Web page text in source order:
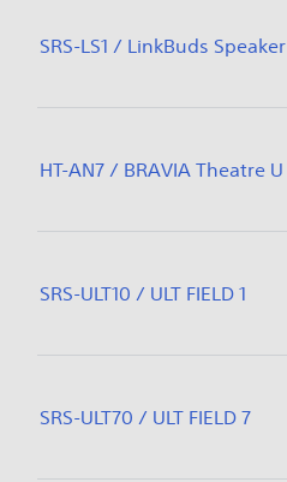
SRS-LS1 / LinkBuds Speaker
HT-AN7 / BRAVIA Theatre U
SRS-ULT10 / ULT FIELD 1
SRS-ULT70 / ULT FIELD 7